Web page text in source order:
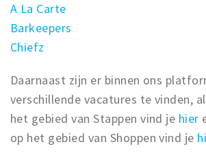
A La Carte
Barkeepers
Chiefz
Daarnaast zijn er binnen ons
verschillende vacatures te vinden,
het gebied van Stappen vind je hier
op het gebied van Shoppen vind je